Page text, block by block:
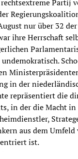
Partij
nur über 32
ihre Herrschaft
in der
repräsentiert die
in der die Macht
aus dem Umfeld
ist.